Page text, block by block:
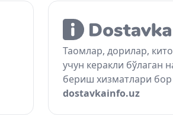
Таомлар, дорилар,
учун керакли бўлаган
бериш хизматлари бор
dostavkainfo.uz